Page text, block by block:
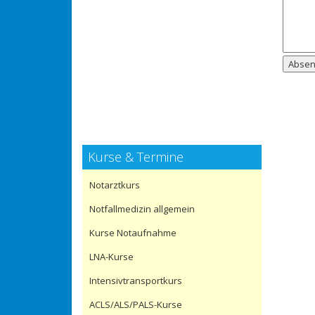
Kurse & Termine
Notarztkurs
Notfallmedizin allgemein
Kurse Notaufnahme
LNA-Kurse
Intensivtransportkurs
ACLS/ALS/PALS-Kurse